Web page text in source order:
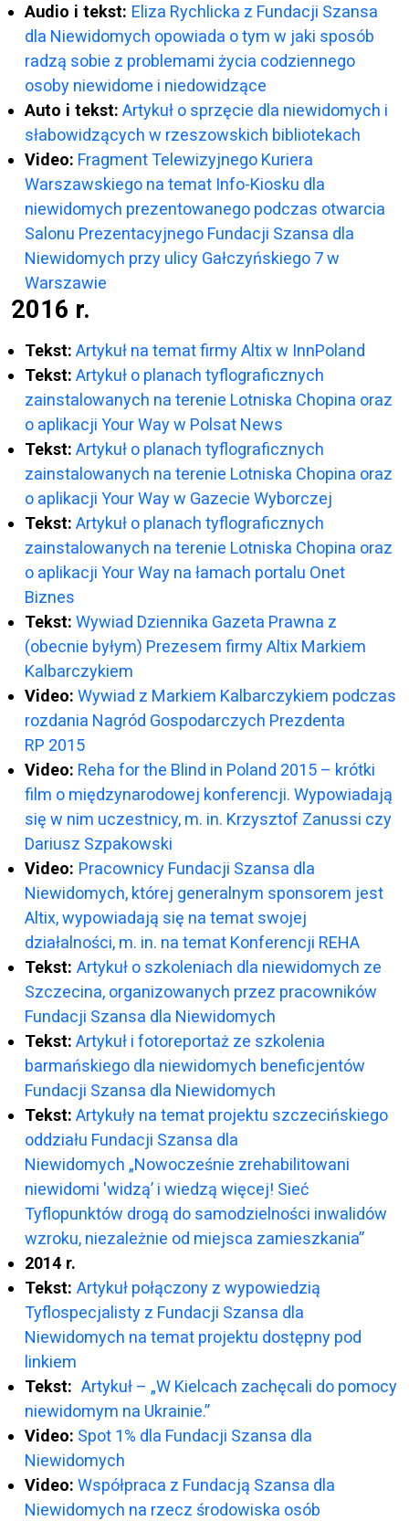
Audio i tekst: Eliza Rychlicka z Fundacji Szansa
dla Niewidomych opowiada o tym w jaki sposób
radzą sobie z problemami życia codziennego
osoby niewidome i niedowidzące
Auto i tekst: Artykuł o sprzęcie dla niewidomych i
słabowidzących w rzeszowskich bibliotekach
Video: Fragment Telewizyjnego Kuriera
Warszawskiego na temat Info-Kiosku dla
niewidomych prezentowanego podczas otwarcia
Salonu Prezentacyjnego Fundacji Szansa dla
Niewidomych przy ulicy Gałczyńskiego 7 w
Warszawie
2016 r.
Tekst: Artykuł na temat firmy Altix w InnPoland
Tekst: Artykuł o planach tyflograficznych
zainstalowanych na terenie Lotniska Chopina oraz
o aplikacji Your Way w Polsat News
Tekst: Artykuł o planach tyflograficznych
zainstalowanych na terenie Lotniska Chopina oraz
o aplikacji Your Way w Gazecie Wyborczej
Tekst: Artykuł o planach tyflograficznych
zainstalowanych na terenie Lotniska Chopina oraz
o aplikacji Your Way na łamach portalu Onet
Biznes
Tekst: Wywiad Dziennika Gazeta Prawna z
(obecnie byłym) Prezesem firmy Altix Markiem
Kalbarczykiem
Video: Wywiad z Markiem Kalbarczykiem podczas
rozdania Nagród Gospodarczych Prezdenta
RP 2015
Video: Reha for the Blind in Poland 2015 – krótki
film o międzynarodowej konferencji. Wypowiadają
się w nim uczestnicy, m. in. Krzysztof Zanussi czy
Dariusz Szpakowski
Video: Pracownicy Fundacji Szansa dla
Niewidomych, której generalnym sponsorem jest
Altix, wypowiadają się na temat swojej
działalności, m. in. na temat Konferencji REHA
Tekst: Artykuł o szkoleniach dla niewidomych ze
Szczecina, organizowanych przez pracowników
Fundacji Szansa dla Niewidomych
Tekst: Artykuł i fotoreportaż ze szkolenia
barmańskiego dla niewidomych beneficjentów
Fundacji Szansa dla Niewidomych
Tekst: Artykuły na temat projektu szczecińskiego
oddziału Fundacji Szansa dla
Niewidomych „Nowocześnie zrehabilitowani
niewidomi 'widzą’ i wiedzą więcej! Sieć
Tyflopunktów drogą do samodzielności inwalidów
wzroku, niezależnie od miejsca zamieszkania”
2014 r.
Tekst: Artykuł połączony z wypowiedzią
Tyflospecjalisty z Fundacji Szansa dla
Niewidomych na temat projektu dostępny pod
linkiem
Tekst: Artykuł – „W Kielcach zachęcali do pomocy
niewidomym na Ukrainie.”
Video: Spot 1% dla Fundacji Szansa dla
Niewidomych
Video: Współpraca z Fundacją Szansa dla
Niewidomych na rzecz środowiska osób